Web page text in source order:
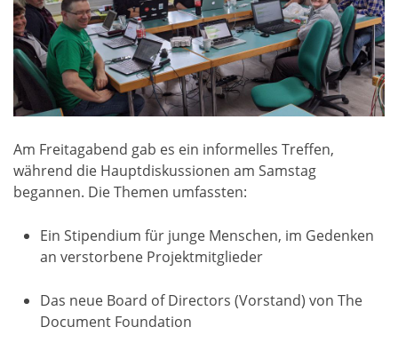
Am Freitagabend gab es ein informelles Treffen,
während die Hauptdiskussionen am Samstag
begannen. Die Themen umfassten:
Ein Stipendium für junge Menschen, im Gedenken
an verstorbene Projektmitglieder
Das neue Board of Directors (Vorstand) von The
Document Foundation